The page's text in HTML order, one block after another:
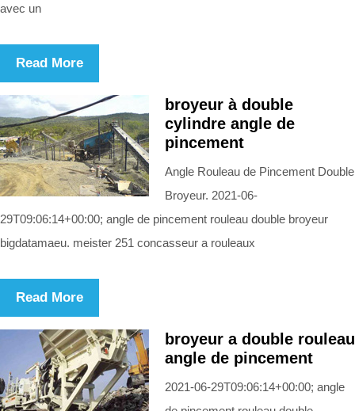
avec un
Read More
broyeur à double
cylindre angle de
pincement
Angle Rouleau de Pincement Double
Broyeur. 2021-06-
29T09:06:14+00:00; angle de pincement rouleau double broyeur
bigdatamaeu. meister 251 concasseur a rouleaux
Read More
broyeur a double rouleau
angle de pincement
2021-06-29T09:06:14+00:00; angle